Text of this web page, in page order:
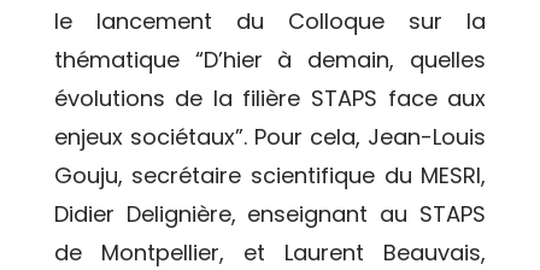
le lancement du Colloque sur la
thématique “D’hier à demain, quelles
évolutions de la filière STAPS face aux
enjeux sociétaux”. Pour cela, Jean-Louis
Gouju, secrétaire scientifique du MESRI,
Didier Delignière, enseignant au STAPS
de Montpellier, et Laurent Beauvais,